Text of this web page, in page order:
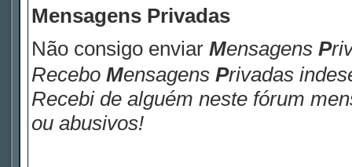
Mensagens Privadas
Não consigo enviar Mensagens P
Recebo Mensagens Privadas
Recebi de alguém neste fórum
ou abusivos!